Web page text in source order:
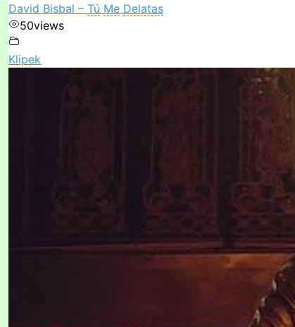
David Bisbal – Tú Me Delatas
50views
Klipek